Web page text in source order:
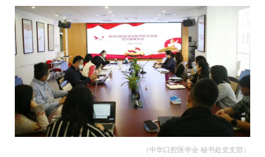
（中华口腔医学会 秘书处党支部）